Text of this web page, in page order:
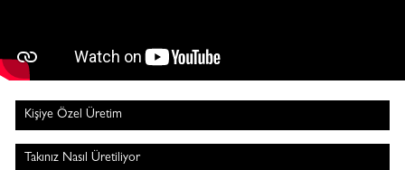
Kişiye Özel Üretim
Takınız Nasıl Üretiliyor